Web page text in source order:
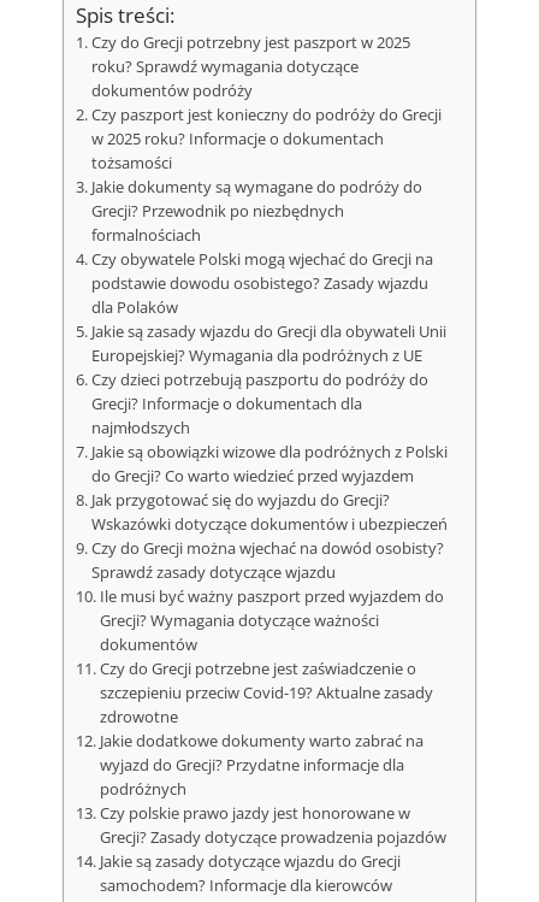
Spis treści:
Czy do Grecji potrzebny jest paszport w 2025
roku? Sprawdź wymagania dotyczące
dokumentów podróży
Czy paszport jest konieczny do podróży do Grecji
w 2025 roku? Informacje o dokumentach
tożsamości
Jakie dokumenty są wymagane do podróży do
Grecji? Przewodnik po niezbędnych
formalnościach
Czy obywatele Polski mogą wjechać do Grecji na
podstawie dowodu osobistego? Zasady wjazdu
dla Polaków
Jakie są zasady wjazdu do Grecji dla obywateli Unii
Europejskiej? Wymagania dla podróżnych z UE
Czy dzieci potrzebują paszportu do podróży do
Grecji? Informacje o dokumentach dla
najmłodszych
Jakie są obowiązki wizowe dla podróżnych z Polski
do Grecji? Co warto wiedzieć przed wyjazdem
Jak przygotować się do wyjazdu do Grecji?
Wskazówki dotyczące dokumentów i ubezpieczeń
Czy do Grecji można wjechać na dowód osobisty?
Sprawdź zasady dotyczące wjazdu
Ile musi być ważny paszport przed wyjazdem do
Grecji? Wymagania dotyczące ważności
dokumentów
Czy do Grecji potrzebne jest zaświadczenie o
szczepieniu przeciw Covid-19? Aktualne zasady
zdrowotne
Jakie dodatkowe dokumenty warto zabrać na
wyjazd do Grecji? Przydatne informacje dla
podróżnych
Czy polskie prawo jazdy jest honorowane w
Grecji? Zasady dotyczące prowadzenia pojazdów
Jakie są zasady dotyczące wjazdu do Grecji
samochodem? Informacje dla kierowców